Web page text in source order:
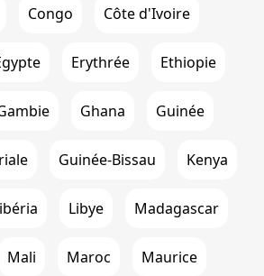
Congo Côte d'Ivoire
Erythrée Ethiopie
Ghana Guinée
Guinée-Bissau Kenya
Libye Madagascar
Mali Maroc Maurice